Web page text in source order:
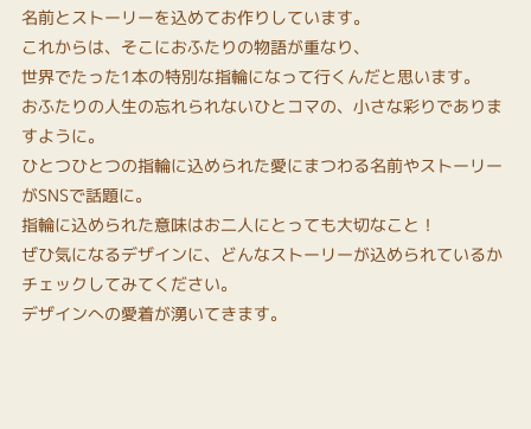
名前とストーリーを込めてお作りしています。
これからは、そこにおふたりの物語が重なり、
世界でたった1本の特別な指輪になって行くんだと思います。
おふたりの人生の忘れられないひとコマの、小さな彩りでありま
すように。
ひとつひとつの指輪に込められた愛にまつわる名前やストーリー
がSNSで話題に。
指輪に込められた意味はお二人にとっても大切なこと！
ぜひ気になるデザインに、どんなストーリーが込められているか
チェックしてみてください。
デザインへの愛着が湧いてきます。